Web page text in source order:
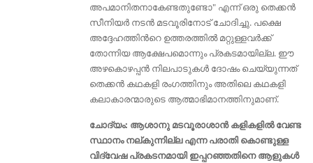
അപമാനിതനാകേണ്ടതുണ്ടോ" എന്ന്‌ ഒരു തെക്കന്‍
സീനിയര്‍ നടന്‍ മടവൂരിനോട് ചോദിച്ചു. പക്ഷെ
അദ്ദേഹത്തിൻറെ ഉത്തരത്തിൽ മറ്റുള്ളവർക്ക്
തോന്നിയ ആക്ഷേപമൊന്നും പ്രകടമായില്ല. ഈ
അഴകൊഴപ്പൻ നിലപാടുകൾ ദോഷം ചെയ്യുന്നത്
തെക്കൻ കഥകളി രംഗത്തിനും അതിലെ കഥകളി
കലാകാരന്മാരുടെ ആത്മാഭിമാനത്തിനുമാണ്.
ചോദ്യം: ആശാനു മടവൂരാശാൻ കളികളിൽ വേണ്ട
സ്ഥാനം നല്കുന്നില്ല എന്ന പരാതി കൊണ്ടുള്ള
വിദ്വേഷ പ്രകടനമായി ഇപ്പറഞ്ഞതിനെ ആളുകൾ